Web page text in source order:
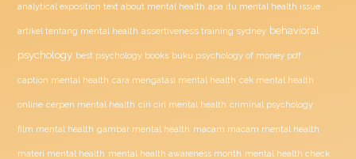
analytical exposition text about mental health apa itu mental health issue
artikel tentang mental health assertiveness training sydney behavioral
psychology best psychology books buku psychology of money pdf
caption mental health cara mengatasi mental health cek mental health
online cerpen mental health ciri ciri mental health criminal psychology
film mental health gambar mental health macam macam mental health
materi mental health mental health awareness month mental health check